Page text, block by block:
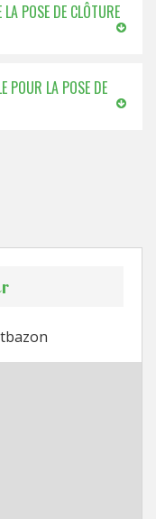
POSE DE CLÔTURE
POUR LA POSE DE